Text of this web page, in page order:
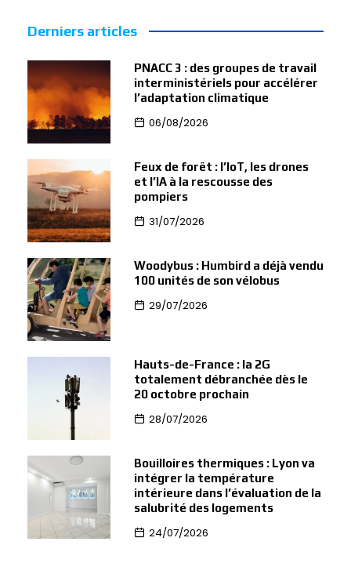
Derniers articles
PNACC 3 : des groupes de travail
interministériels pour accélérer
l’adaptation climatique
06/08/2026
Feux de forêt : l’IoT, les drones
et l’IA à la rescousse des
pompiers
31/07/2026
Woodybus : Humbird a déjà vendu
100 unités de son vélobus
29/07/2026
Hauts-de-France : la 2G
totalement débranchée dès le
20 octobre prochain
28/07/2026
Bouilloires thermiques : Lyon va
intégrer la température
intérieure dans l’évaluation de la
salubrité des logements
24/07/2026